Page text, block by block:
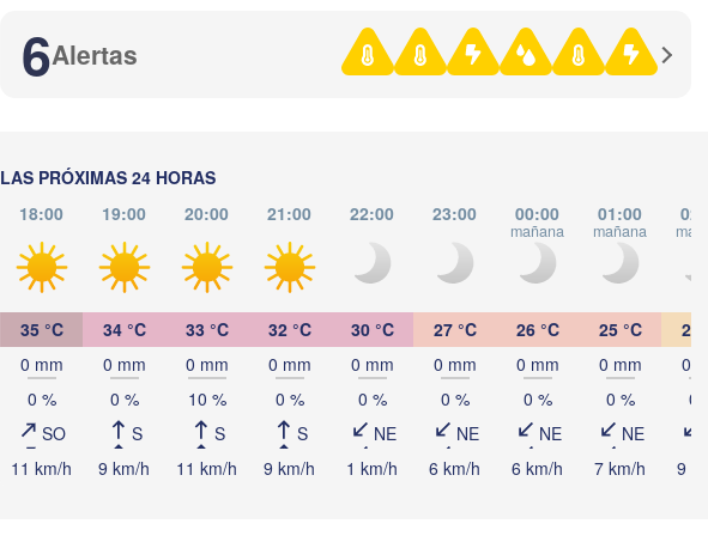
6Alertas
LAS PRÓXIMAS 24 HORAS
18:00
19:00 20:00 21:00 22:00 23:00 00:00
mañana
01:00
mañana
35 °C
0 mm
0 %
SO
11 km/h
34 °C
0 mm
0 %
S
9 km/h
33 °C
0 mm
10 %
S
11 km/h
32 °C
0 mm
0 %
S
9 km/h
30 °C
0 mm
0 %
NE
1 km/h
27 °C
0 mm
0 %
NE
6 km/h
26 °C
0 mm
0 %
NE
6 km/h
25 °C
0 mm
0 %
NE
7 km/h
24
0
0
9
Annaba
Sassari
Casteddu/Cagliari
Pescara Podgorica
Palermo
Catania